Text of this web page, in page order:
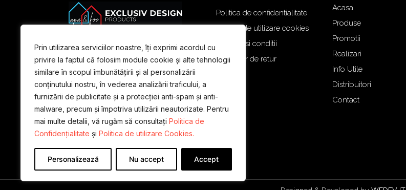
Prin utilizarea serviciilor noastre, îți exprimi acordul cu
privire la faptul că folosim module cookie și alte tehnologii
similare în scopul îmbunătățirii și al personalizării
conținutului nostru, în vederea analizării traficului, a
furnizării de publicitate și a protecției anti-spam și anti-
malware, precum și împotriva utilizării neautorizate. Pentru
mai multe detalii, vă rugăm să consultați Politica de
Confidențialitate și Politica de utilizare Cookies.
Personalizează Nu accept Accept
Politica de confidentialitate
Politica de utilizare cookies
Termeni si conditii
Formular de retur
Acasa
Produse
Promotii
Realizari
Info Utile
Distribuitori
Contact